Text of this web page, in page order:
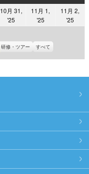
曜
日
曜
日
曜
日
10月 31,
'252025
10
月
31
11月 1,
'252025
11
月
1
11月 2,
'252025
2
研修・ツアー すべて